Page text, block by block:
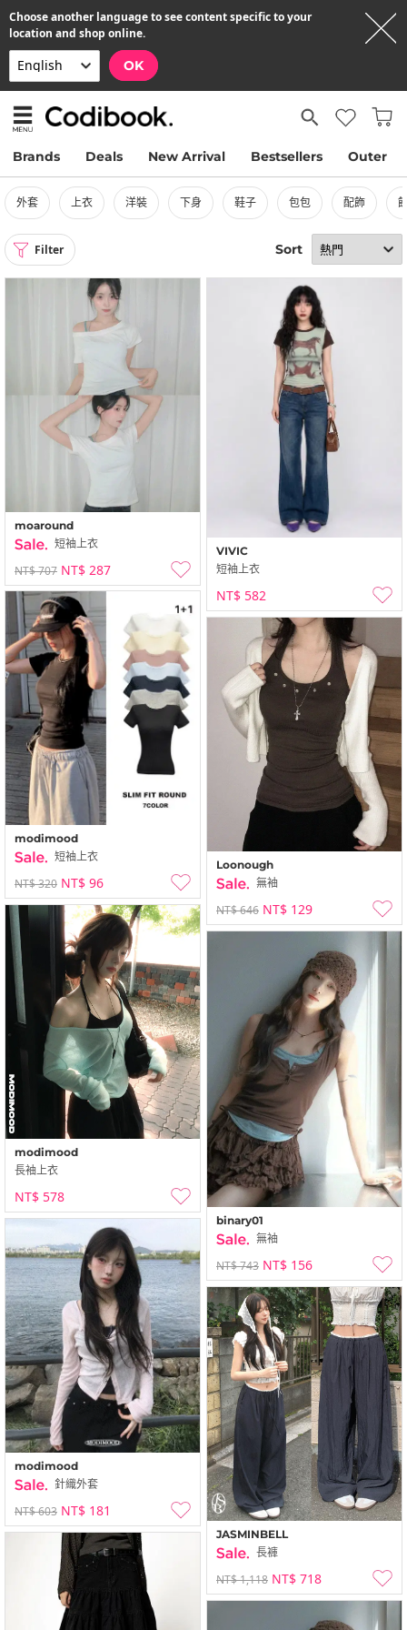
Choose another language to see content specific to your
location and shop online.
OK
Brands Deals New Arrival Bestsellers Outer
外套 上衣 洋裝 下身 鞋子 包包 配飾
Filter Sort
moaround
短袖上衣
NT$ 707 NT$ 287
VIVIC
短袖上衣
NT$ 582
modimood
短袖上衣
NT$ 320 NT$ 96
Loonough
無袖
NT$ 646 NT$ 129
modimood
長袖上衣
NT$ 578
binary01
無袖
NT$ 743 NT$ 156
modimood
針織外套
NT$ 603 NT$ 181
JASMINBELL
長褲
NT$ 1,118 NT$ 718